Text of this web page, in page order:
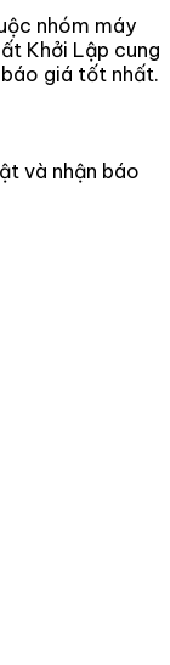
nhóm máy
Khởi Lập cung
giá tốt nhất.
và nhận báo